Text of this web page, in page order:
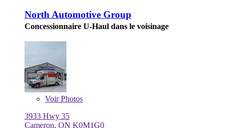
North Automotive Group
Concessionnaire U-Haul dans le voisinage
VoirPhotos
3933 Hwy 35
Cameron, ON K0M1G0